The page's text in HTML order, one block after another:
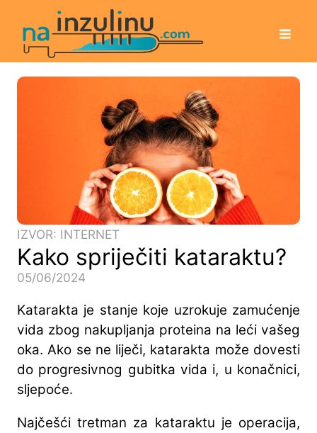
IZVOR: INTERNET
Kako spriječiti kataraktu?
05/06/2024
Katarakta je stanje koje uzrokuje zamućenje
vida zbog nakupljanja proteina na leći vašeg
oka. Ako se ne liječi, katarakta može dovesti
do progresivnog gubitka vida i, u konačnici,
sljepoće.
Najčešći tretman za kataraktu je operacija,